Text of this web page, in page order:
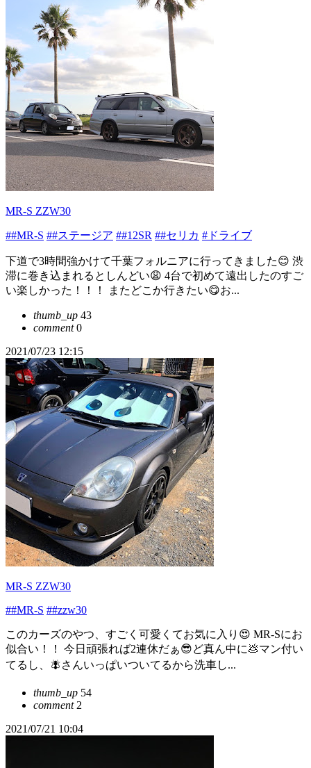
MR-S ZZW30
##MR-S ##ステージア ##12SR ##セリカ #ドライブ
下道で3時間強かけて千葉フォルニアに行ってきました😊 渋
滞に巻き込まれるとしんどい😩 4台で初めて遠出したのすご
い楽しかった！！！ またどこか行きたい😋お...
thumb_up 43
comment0
2021/07/23 12:15
MR-S ZZW30
##MR-S ##zzw30
このカーズのやつ、すごく可愛くてお気に入り😍 MR-Sにお
似合い！！ 今日頑張れば2連休だぁ😎ど真ん中に💩マン付い
てるし、🪰さんいっぱいついてるから洗車し...
thumb_up 54
comment2
2021/07/21 10:04